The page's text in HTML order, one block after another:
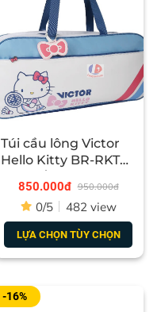
Túi cầu lông Victor
Hello Kitty BR-RKT
850.000đ 950.000đ
0/5 482 view
LỰA CHỌN TÙY CHỌN
-16%